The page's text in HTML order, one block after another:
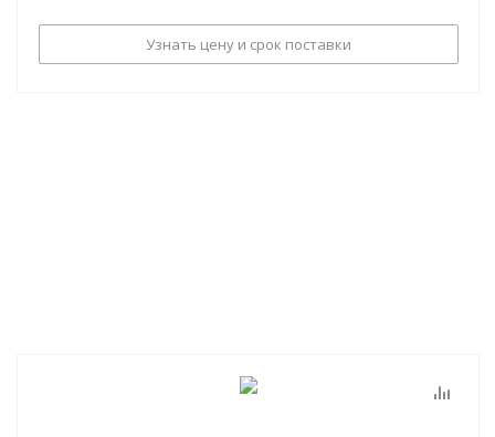
Узнать цену и срок поставки